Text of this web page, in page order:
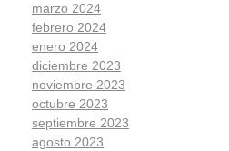
marzo 2024
febrero 2024
enero 2024
diciembre 2023
noviembre 2023
octubre 2023
septiembre 2023
agosto 2023